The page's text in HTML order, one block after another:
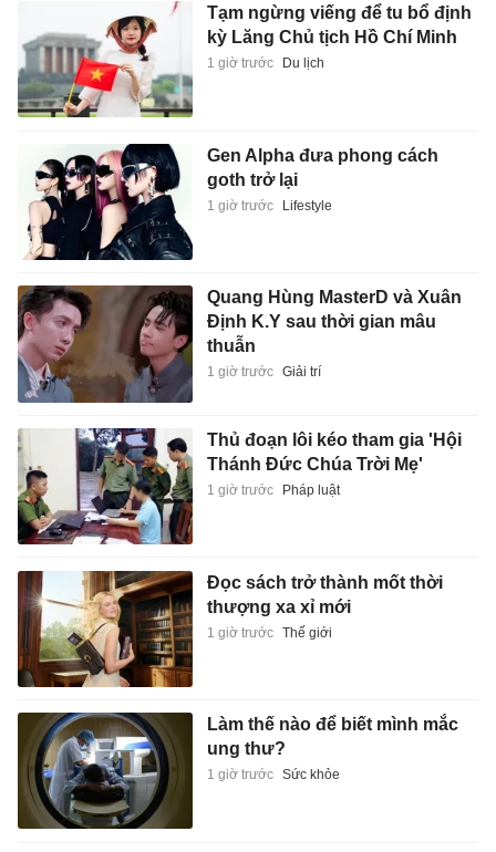
Tạm ngừng viếng để tu bổ định
kỳ Lăng Chủ tịch Hồ Chí Minh
1 giờ trước Du lịch
Gen Alpha đưa phong cách
goth trở lại
1 giờ trước Lifestyle
Quang Hùng MasterD và Xuân
Định K.Y sau thời gian mâu
thuẫn
1 giờ trước Giải trí
Thủ đoạn lôi kéo tham gia 'Hội
Thánh Đức Chúa Trời Mẹ'
1 giờ trước Pháp luật
Đọc sách trở thành mốt thời
thượng xa xỉ mới
1 giờ trước Thế giới
Làm thế nào để biết mình mắc
ung thư?
1 giờ trước Sức khỏe